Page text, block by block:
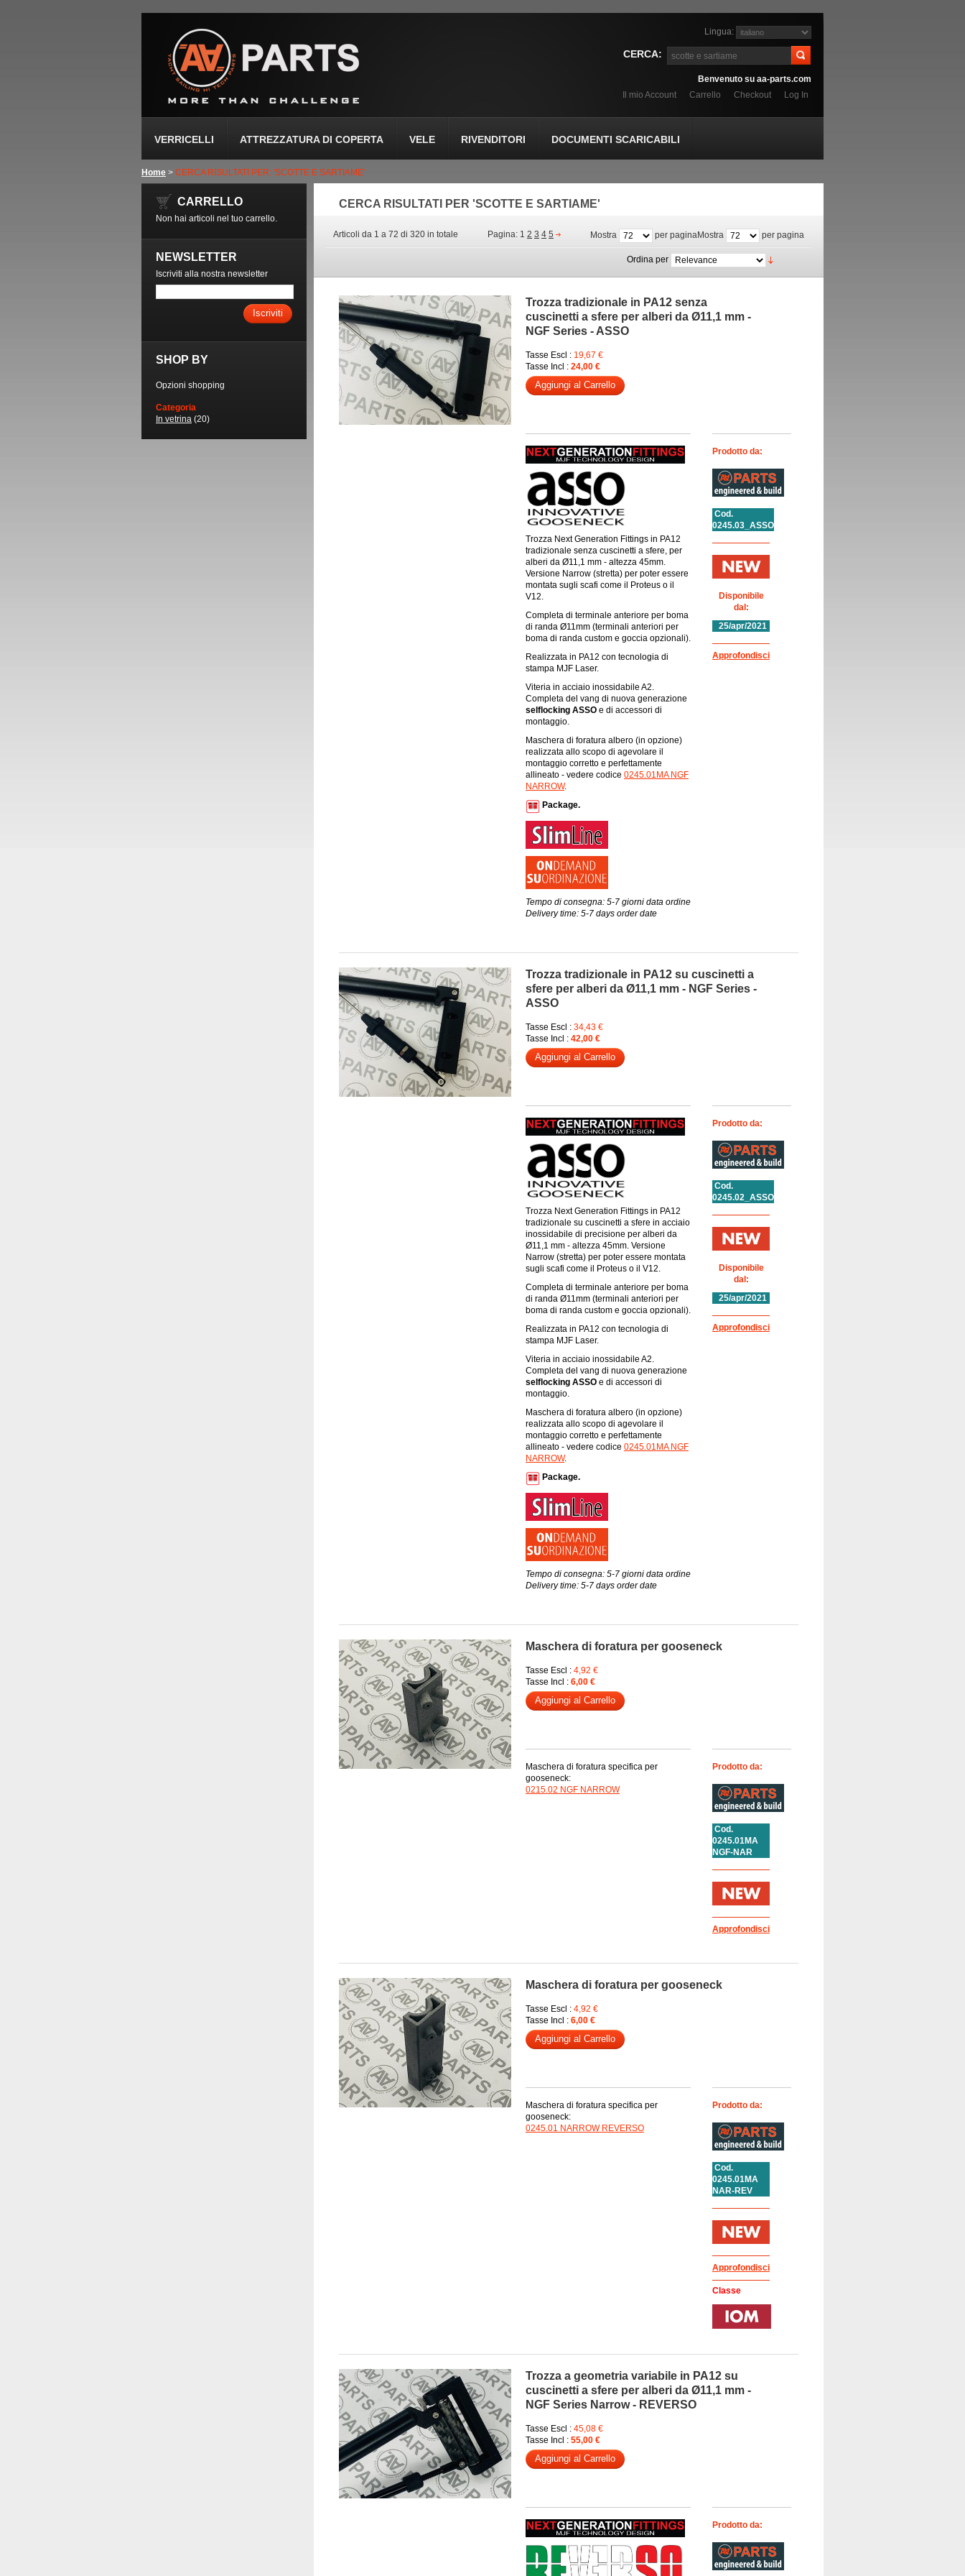
Lingua:
CERCA:
Benvenuto su aa-parts.com
Il mio Account
Carrello Checkout Log In
VERRICELLI ATTREZZATURA DI COPERTA VELE RIVENDITORI DOCUMENTI SCARICABILI
Home > CERCA RISULTATI PER: 'SCOTTE E SARTIAME'
CERCA RISULTATI PER 'SCOTTE E SARTIAME'
Articoli da 1 a 72 di 320 in totale Mostra per pagina
Mostra per pagina
Pagina: 1 2 3 4 5
Ordina per
Trozza tradizionale in PA12 senza
cuscinetti a sfere per alberi da Ø11,1 mm -
NGF Series - ASSO
Tasse Escl : 19,67 €
Tasse Incl : 24,00 €
Aggiungi al Carrello
Trozza Next Generation Fittings in PA12
tradizionale senza cuscinetti a sfere, per
alberi da Ø11,1 mm - altezza 45mm.
Versione Narrow (stretta) per poter essere
montata sugli scafi come il Proteus o il
V12.
Completa di terminale anteriore per boma
di randa Ø11mm (terminali anteriori per
boma di randa custom e goccia opzionali).
Realizzata in PA12 con tecnologia di
stampa MJF Laser.
Viteria in acciaio inossidabile A2.
Completa del vang di nuova generazione
selflocking ASSO e di accessori di
montaggio.
Maschera di foratura albero (in opzione)
realizzata allo scopo di agevolare il
montaggio corretto e perfettamente
allineato - vedere codice 0245.01MA NGF
NARROW.
Package.
Tempo di consegna: 5-7 giorni data ordine
Delivery time: 5-7 days order date
Prodotto da:
Cod.
0245.03_ASSO
Disponibile
dal:
25/apr/2021
Approfondisci
Trozza tradizionale in PA12 su cuscinetti a
sfere per alberi da Ø11,1 mm - NGF Series -
ASSO
Tasse Escl : 34,43 €
Tasse Incl : 42,00 €
Aggiungi al Carrello
Trozza Next Generation Fittings in PA12
tradizionale su cuscinetti a sfere in acciaio
inossidabile di precisione per alberi da
Ø11,1 mm - altezza 45mm. Versione
Narrow (stretta) per poter essere montata
sugli scafi come il Proteus o il V12.
Completa di terminale anteriore per boma
di randa Ø11mm (terminali anteriori per
boma di randa custom e goccia opzionali).
Realizzata in PA12 con tecnologia di
stampa MJF Laser.
Viteria in acciaio inossidabile A2.
Completa del vang di nuova generazione
selflocking ASSO e di accessori di
montaggio.
Maschera di foratura albero (in opzione)
realizzata allo scopo di agevolare il
montaggio corretto e perfettamente
allineato - vedere codice 0245.01MA NGF
NARROW.
Package.
Tempo di consegna: 5-7 giorni data ordine
Delivery time: 5-7 days order date
Prodotto da:
Cod.
0245.02_ASSO
Disponibile
dal:
25/apr/2021
Approfondisci
Maschera di foratura per gooseneck
Tasse Escl : 4,92 €
Tasse Incl : 6,00 €
Aggiungi al Carrello
Maschera di foratura specifica per
gooseneck:
0215.02 NGF NARROW
Prodotto da:
Cod.
0245.01MA
NGF-NAR
Approfondisci
Maschera di foratura per gooseneck
Tasse Escl : 4,92 €
Tasse Incl : 6,00 €
Aggiungi al Carrello
Maschera di foratura specifica per
gooseneck:
0245.01 NARROW REVERSO
Prodotto da:
Cod.
0245.01MA
NAR-REV
Approfondisci
Classe
Trozza a geometria variabile in PA12 su
cuscinetti a sfere per alberi da Ø11,1 mm -
NGF Series Narrow - REVERSO
Tasse Escl : 45,08 €
Tasse Incl : 55,00 €
Aggiungi al Carrello
Prodotto da:
CARRELLO
Non hai articoli nel tuo carrello.
NEWSLETTER
Iscriviti alla nostra newsletter
Iscriviti
SHOP BY
Opzioni shopping
Categoria
In vetrina (20)